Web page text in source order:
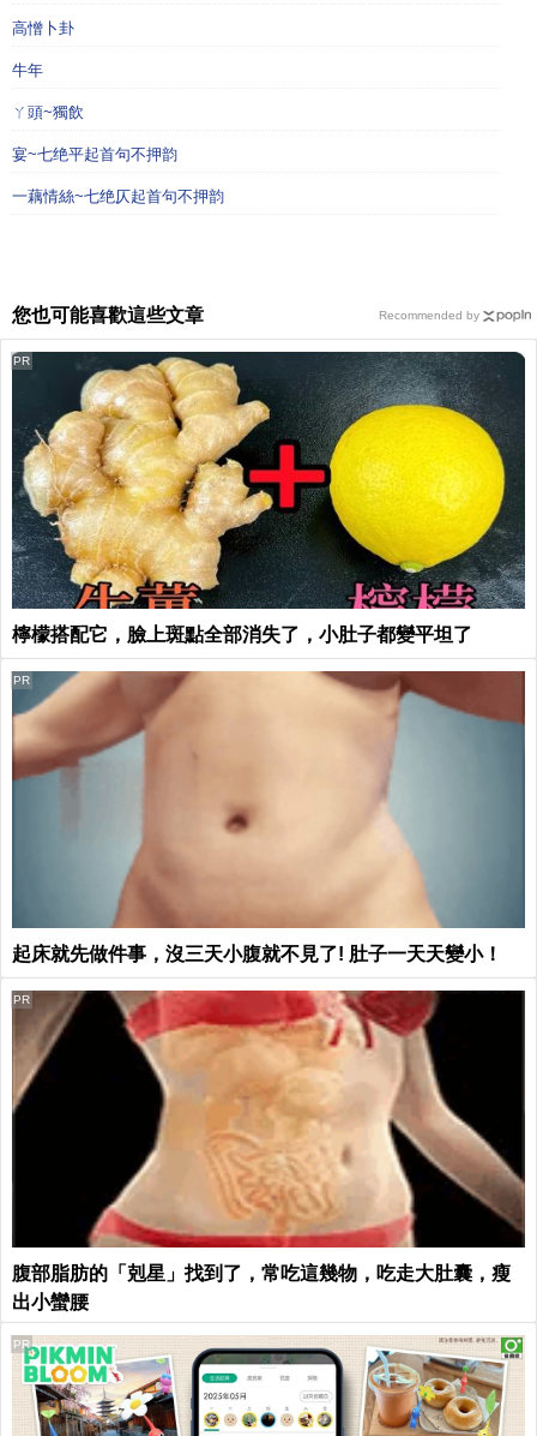
高憎卜卦
牛年
ㄚ頭~獨飲
宴~七绝平起首句不押韵
一藕情絲~七绝仄起首句不押韵
您也可能喜歡這些文章
檸檬搭配它，臉上斑點全部消失了，小肚子都變平坦了
PR
起床就先做件事，沒三天小腹就不見了! 肚子一天天變小！
PR
腹部脂肪的「剋星」找到了，常吃這幾物，吃走大肚囊，瘦
出小蠻腰
PR
PR
Recommended by